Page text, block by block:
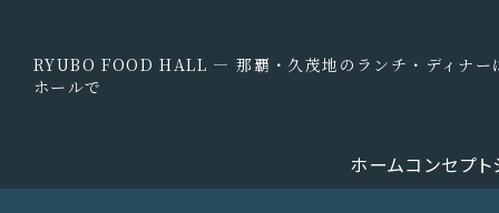
RYUBO FOOD HALL — 那覇・久茂地のランチ・ディナー
ホールで
ホームコンセプト